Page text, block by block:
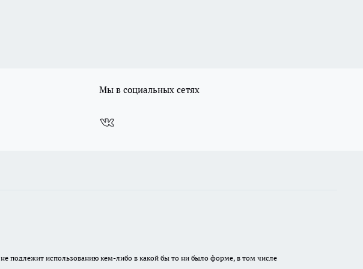
Мы в социальных сетях
подлежит использованию кем-либо в какой бы то ни было форме, в том числе